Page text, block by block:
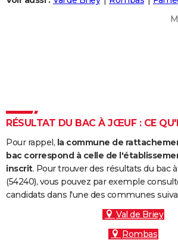
DICTIONNAIRE
COPAINS D'AVANT
S'inscrire
Se connecter
Lycées
Collèges
Primaires
Universités
Entreprises
Service militaire
Avis de recherche
AVIS DE DÉCÈS
RÉSULTAT DU BAC À JŒUF : CE
Pour rappel, la commune de
bac correspond à celle de
inscrit. Pour trouver des résultats du bac
(54240), vous pouvez par exemple
candidats dans l'une des communes
Val de Briey
Rombas